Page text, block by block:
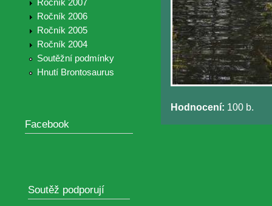
Ročník 2007
Ročník 2006
Ročník 2005
Ročník 2004
Soutěžní podmínky
Hnutí Brontosaurus
Facebook
Soutěž podporují
Hodnocení: 100 b.